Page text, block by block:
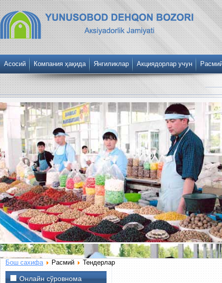
Асосий Компания ҳақида Янгиликлар Акциядорлар учун
Бош сахифа Расмий Тендерлар
Онлайн сўровнома